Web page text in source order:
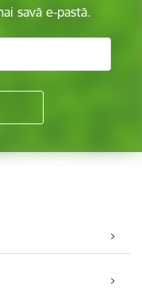
savā e-pastā.